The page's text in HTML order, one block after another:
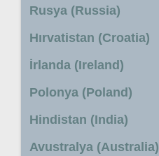
Rusya (Russia)
Hırvatistan (Croatia)
İrlanda (Ireland)
Polonya (Poland)
Hindistan (India)
Avustralya (Australia)